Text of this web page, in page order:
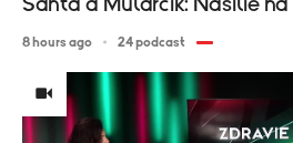
8 hours ago 24 podcast